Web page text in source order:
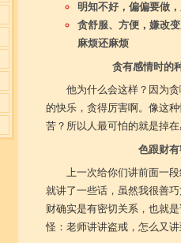
明知不好，偏偏要做
贪舒服、方便，嫌改
麻烦还麻烦
贪有感情时的
他为什么会这样？因为
的快乐，贪得厉害啊。像这
苦？所以人最可怕的就是掉
色跟财
上一次给你们讲前面一
就讲了一些话，虽然我很善
财确实是有密切关系，也就
怪：老师讲讲盗戒，怎么又